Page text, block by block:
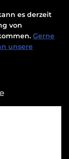
es derzeit
von
Gerne
unsere